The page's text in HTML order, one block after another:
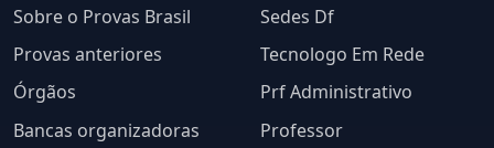
Sobre o Provas Brasil
Provas anteriores
Órgãos
Bancas organizadoras
Sedes Df
Tecnologo Em Rede
Prf Administrativo
Professor